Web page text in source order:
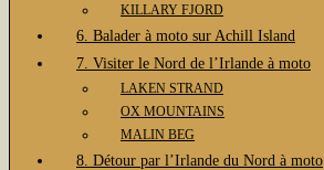
KILLARY FJORD
6. Balader à moto sur Achill Island
7. Visiter le Nord de l’Irlande à moto
LAKEN STRAND
OX MOUNTAINS
MALIN BEG
8. Détour par l’Irlande du Nord à moto